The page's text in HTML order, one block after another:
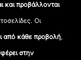
και προβάλλονται
Οι
από κάθε προβολή,
στην